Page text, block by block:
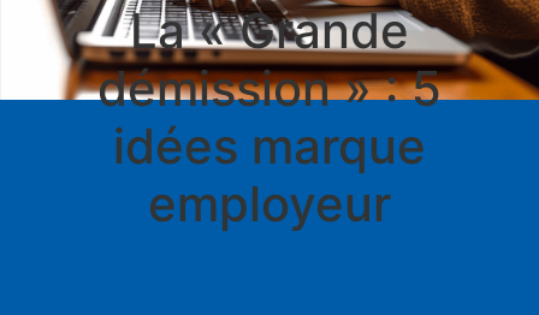
La « Grande
démission » : 5
idées marque
employeur